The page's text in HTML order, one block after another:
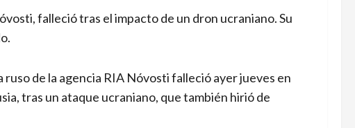
falleció tras el impacto de un dron ucraniano. Su
de la agencia RIA Nóvosti falleció ayer jueves en
tras un ataque ucraniano, que también hirió de